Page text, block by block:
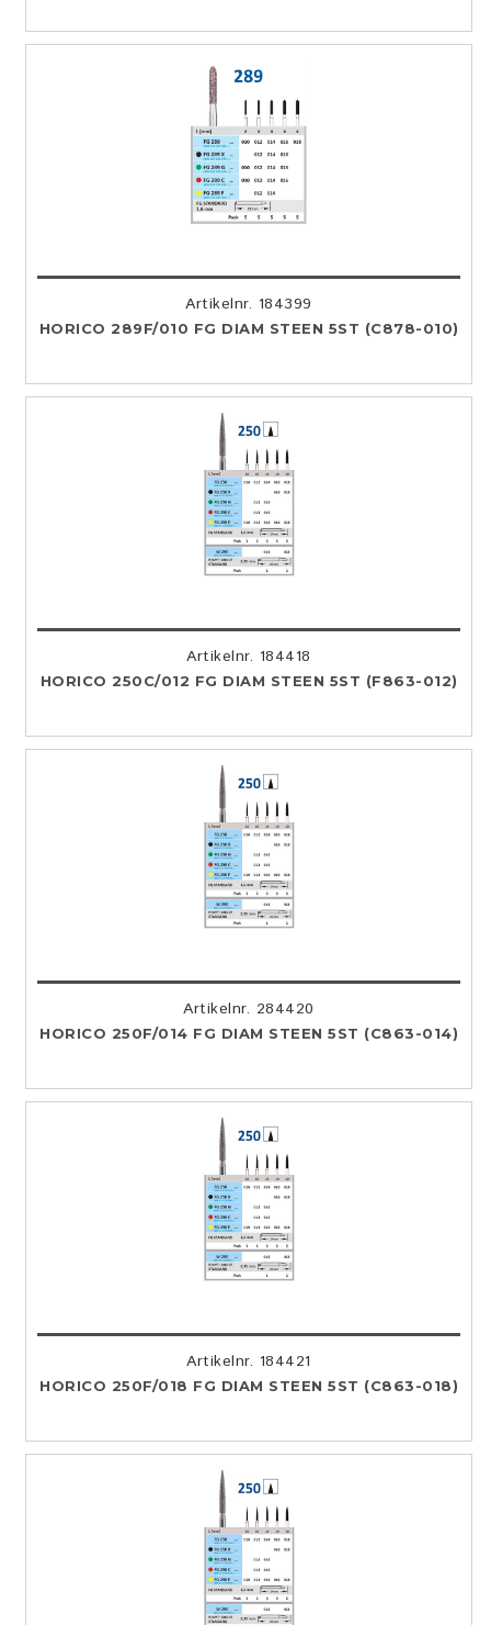
Artikelnr. 184399
HORICO 289F/010 FG DIAM STEEN 5ST (C878-010)
Artikelnr. 184418
HORICO 250C/012 FG DIAM STEEN 5ST (F863-012)
Artikelnr. 284420
HORICO 250F/014 FG DIAM STEEN 5ST (C863-014)
Artikelnr. 184421
HORICO 250F/018 FG DIAM STEEN 5ST (C863-018)